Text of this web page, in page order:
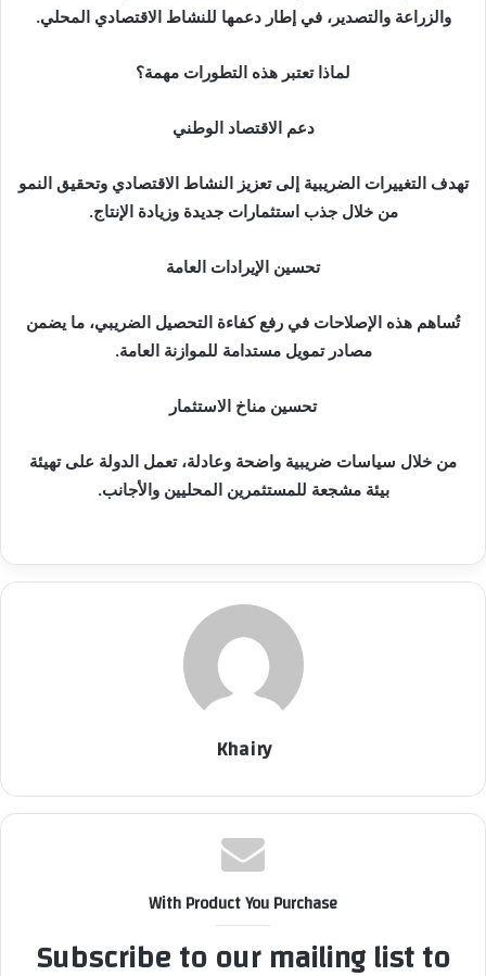
والزراعة والتصدير، في إطار دعمها للنشاط الاقتصادي المحلي.
لماذا تعتبر هذه التطورات مهمة؟
دعم الاقتصاد الوطني
تهدف التغييرات الضريبية إلى تعزيز النشاط الاقتصادي وتحقيق النمو
من خلال جذب استثمارات جديدة وزيادة الإنتاج.
تحسين الإيرادات العامة
تُساهم هذه الإصلاحات في رفع كفاءة التحصيل الضريبي، ما يضمن
مصادر تمويل مستدامة للموازنة العامة.
تحسين مناخ الاستثمار
من خلال سياسات ضريبية واضحة وعادلة، تعمل الدولة على تهيئة
بيئة مشجعة للمستثمرين المحليين والأجانب.
Khairy
With Product You Purchase
Subscribe to our mailing list to